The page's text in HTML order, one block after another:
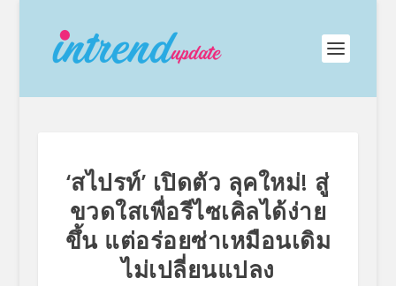
‘สไปรท์’ เปิดตัว ลุคใหม่! สู่
ขวดใสเพื่อรีไซเคิลได้ง่าย
ขึ้น แต่อร่อยซ่าเหมือนเดิม
ไม่เปลี่ยนแปลง